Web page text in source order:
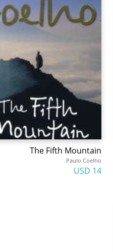
The Fifth Mountain
Paulo Coelho
14 USD